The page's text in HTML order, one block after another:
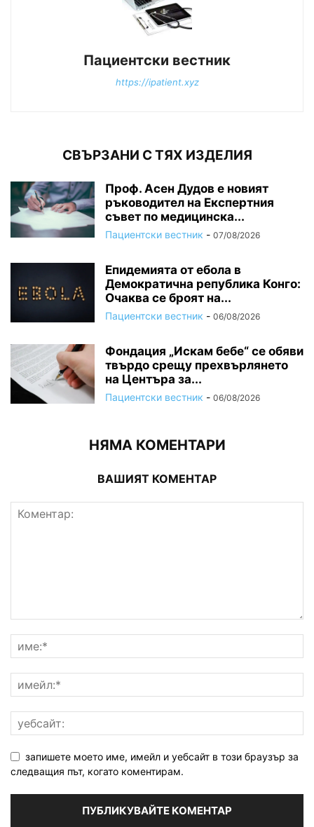
Пациентски вестник
https://ipatient.xyz
СВЪРЗАНИ С ТЯХ ИЗДЕЛИЯ
Проф. Асен Дудов е новият
ръководител на Експертния
съвет по медицинска...
Пациентски вестник - 07/08/2026
Епидемията от ебола в
Демократична република Конго:
Очаква се броят на...
Пациентски вестник - 06/08/2026
Фондация „Искам бебе“ се обяви
твърдо срещу прехвърлянето
на Центъра за...
Пациентски вестник - 06/08/2026
НЯМА КОМЕНТАРИ
ВАШИЯТ КОМЕНТАР
запишете моето име, имейл и уебсайт в този браузър за
следващия път, когато коментирам.